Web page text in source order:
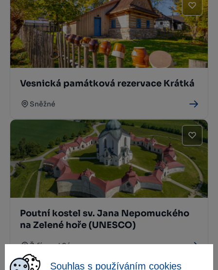
Souhlas s používáním cookies
Vesnická památková rezervace Krátká
Sněžné
Poutní kostel sv. Jana Nepomuckého
na Zelené hoře (UNESCO)
Žďár nad Sázavou